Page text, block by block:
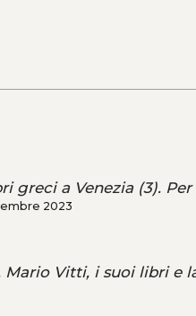
greci a Venezia (3).
2023
Mario Vitti, i suoi libri e